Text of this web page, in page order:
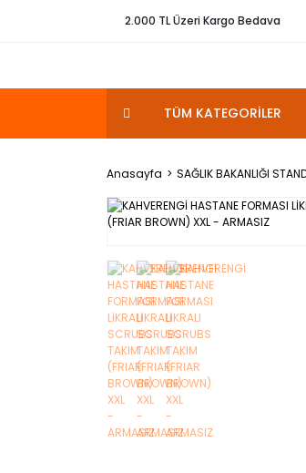
2.000 TL Üzeri Kargo Bedava
TÜM KATEGORİLER
Anasayfa SAĞLIK BAKANLIĞI